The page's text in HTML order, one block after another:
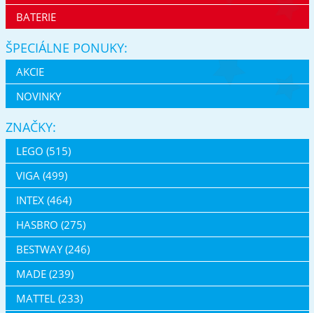
BATERIE
ŠPECIÁLNE PONUKY:
AKCIE
NOVINKY
ZNAČKY:
LEGO (515)
VIGA (499)
INTEX (464)
HASBRO (275)
BESTWAY (246)
MADE (239)
MATTEL (233)